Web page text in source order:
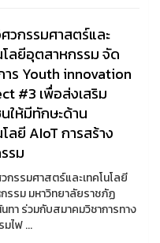
วกรรมศาสตร์และ
โลยีอุตสาหกรรม จัด
าร Youth innovation
#3 เพื่อส่งเสริม
นให้มีทักษะด้าน
โลยี AIoT การสร้าง
รม
กรรมศาสตร์และเทคโนโลยี
รรม มหาวิทยาลัยราชภัฏ
ทา ร่วมกับสมาคมวิชาการทาง
ไฟ ...